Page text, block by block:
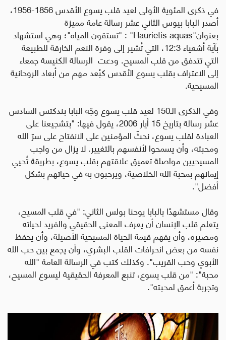
في ذكرى المئوية الأولى لعيد قلب يسوع الأقدس 1856-1956،
أصدر البابا بيوس الثاني عشر رسالة عامة مميزة
بعنوان"Haurietis aquas" : "تستقون المياه"؛ وهي استشهاد
بآية أشعياء 12:3، التي تُشير إلى وفرة النعم الخارقة للطبيعة
التي تتدفق من قلب المسيح. ودعت الرسالة الكنيسة جمعاء
إلى الاعتراف بقلب يسوع الأقدس كبُعد مهم من أبعاد الروحانية
المسيحية.
وفي الذكرى الـ150 لعيد قلب يسوع وجّه البابا بندكتس السادس
عشر رسالة بتاريخ 15 أيار 2006، يقول فيها: "بتشجيعنا على
العبادة لقلب يسوع، نحثّ المؤمنين على الانفتاح على سرّ الله
ومحبته، وأن يسمحوا لأنفسهم بالتغيير. لا يزال من واجب
المسيحيين مواصلة تعميق علاقتهم بقلب يسوع، بطريقة تُحيي
إيمانهم بمحبة الله الخلاصية، ويرحبون به في حياتهم بشكل
أفضل".
وقال مستشهدًا بالبابا يوحنا بولس الثاني: "في قلب المسيح،
يتعلم قلب الإنسان أن يعرف المعنى الحقيقي والفريد لحياته
ومصيره، وأن يفهم قيمة الحياة المسيحية الأصيلة، وأن يحفظ
نفسه من بعض انحرافات القلب البشري، وأن يجمع بين حب الله
الأبوي وحب القريب". وكذلك كتب في الرسالة العامة "الله
محبة": "من قلب يسوع، تنبع المعرفة الحقيقية ليسوع المسيح،
وتجربة أعمق لمحبته".